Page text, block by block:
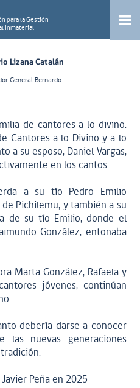
para la Gestión
Inmaterial
Lizana Catalán
General Bernardo
de cantores a lo divino.
Cantores a lo Divino y a lo
a su esposo, Daniel Vargas,
en los cantos.
a su tío Pedro Emilio
Pichilemu, y también a su
de su tío Emilio, donde el
González, entonaba
Marta González, Rafaela y
jóvenes, continúan
debería darse a conocer
las nuevas generaciones
Peña en 2025